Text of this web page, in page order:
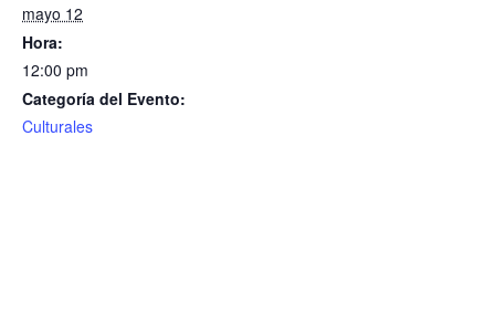
mayo 12
Hora:
12:00 pm
Categoría del Evento:
Culturales